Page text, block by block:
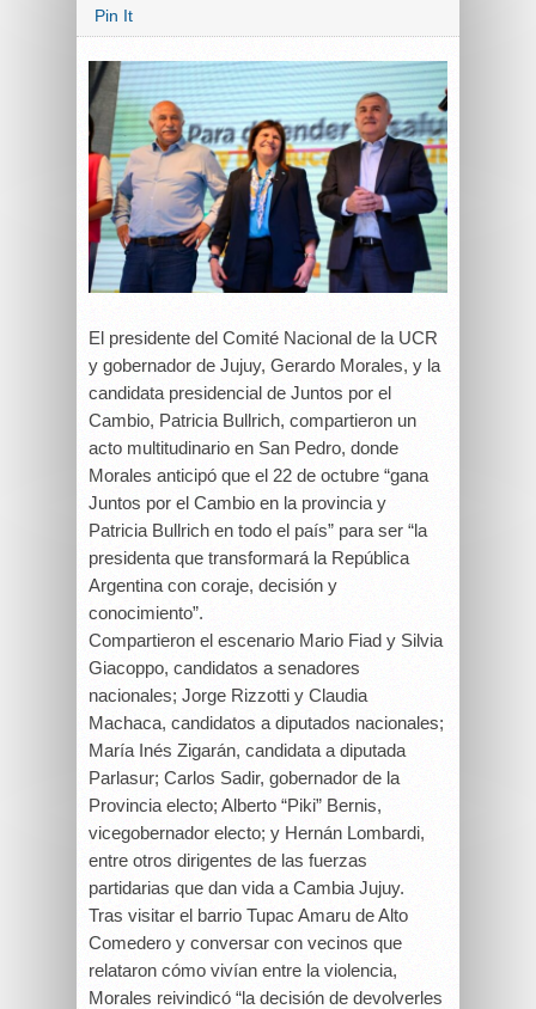
Pin It
El presidente del Comité Nacional de la UCR
y gobernador de Jujuy, Gerardo Morales, y la
candidata presidencial de Juntos por el
Cambio, Patricia Bullrich, compartieron un
acto multitudinario en San Pedro, donde
Morales anticipó que el 22 de octubre “gana
Juntos por el Cambio en la provincia y
Patricia Bullrich en todo el país” para ser “la
presidenta que transformará la República
Argentina con coraje, decisión y
conocimiento”.
Compartieron el escenario Mario Fiad y Silvia
Giacoppo, candidatos a senadores
nacionales; Jorge Rizzotti y Claudia
Machaca, candidatos a diputados nacionales;
María Inés Zigarán, candidata a diputada
Parlasur; Carlos Sadir, gobernador de la
Provincia electo; Alberto “Piki” Bernis,
vicegobernador electo; y Hernán Lombardi,
entre otros dirigentes de las fuerzas
partidarias que dan vida a Cambia Jujuy.
Tras visitar el barrio Tupac Amaru de Alto
Comedero y conversar con vecinos que
relataron cómo vivían entre la violencia,
Morales reivindicó “la decisión de devolverles